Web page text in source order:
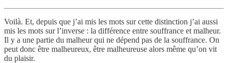
Voilà. Et, depuis que j’ai mis les mots sur cette distinction j’ai aussi
mis les mots sur l’inverse : la différence entre souffrance et malheur.
Il y a une partie du malheur qui ne dépend pas de la souffrance. On
peut donc être malheureux, être malheureuse alors même qu’on vit
du plaisir.